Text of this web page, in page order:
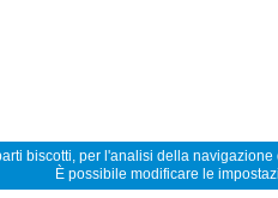
biscotti, per l'analisi della
È possibile modificare le